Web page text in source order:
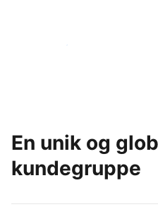
Kom i gang i dag
En unik og
kundegruppe